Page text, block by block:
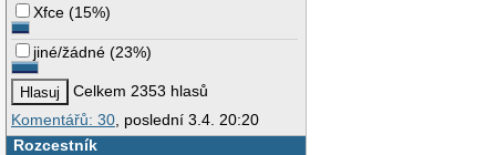
Xfce (15%)
jiné/žádné (23%)
Celkem 2353 hlasů
Komentářů: 30 , poslední 3.4. 20:20
Rozcestník